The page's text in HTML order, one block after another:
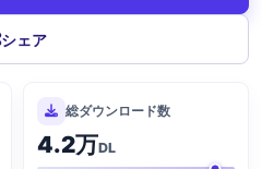
シェア
総ダウンロード数
4.2万DL